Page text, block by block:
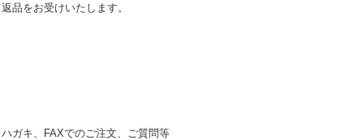
品をお受けいたします。
ガキ、FAXでのご注文、ご質問等